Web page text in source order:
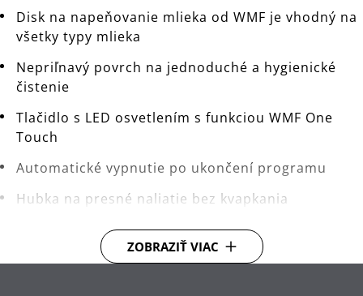
Disk na napeňovanie mlieka od WMF je vhodný na
všetky typy mlieka
Nepriľnavý povrch na jednoduché a hygienické
čistenie
Tlačidlo s LED osvetlením s funkciou WMF One
Touch
Automatické vypnutie po ukončení programu
Hubka na presné naliatie bez kvapkania
Bezdrôtový napeňovač mlieka so samostatnou
základňou vrátane obalu na kábel
ZOBRAZIŤ VIAC